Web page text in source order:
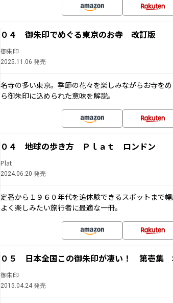
０４ 御朱印でめぐる東京のお寺 改訂版
御朱印
2025.11.06 発売
名寺の多い東京。季節の花々を楽しみながらお寺を
ら御朱印に込められた意味を解説。
０４ 地球の歩き方 Ｐｌａｔ ロンドン
Plat
2024.06.20 発売
定番から１９６０年代を追体験できるスポットまで
よく楽しみたい旅行者に最適な一冊。
０５ 日本全国この御朱印が凄い！ 第壱集
御朱印
2015.04.24 発売